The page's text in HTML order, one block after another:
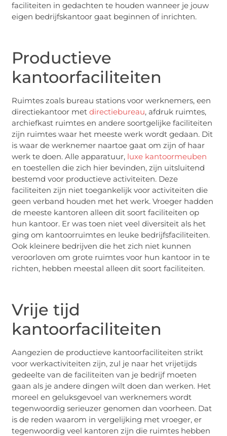
faciliteiten in gedachten te houden wanneer je jouw
eigen bedrijfskantoor gaat beginnen of inrichten.
Productieve
kantoorfaciliteiten
Ruimtes zoals bureau stations voor werknemers, een
directiekantoor metdirectiebureau, afdruk ruimtes,
archiefkast ruimtes en andere soortgelijke faciliteiten
zijn ruimtes waar het meeste werk wordt gedaan. Dit
is waar de werknemer naartoe gaat om zijn of haar
werk te doen. Alle apparatuur, luxe kantoormeuben
en toestellen die zich hier bevinden, zijn uitsluitend
bestemd voor productieve activiteiten. Deze
faciliteiten zijn niet toegankelijk voor activiteiten die
geen verband houden met het werk. Vroeger hadden
de meeste kantoren alleen dit soort faciliteiten op
hun kantoor. Er was toen niet veel diversiteit als het
ging om kantoorruimtes en leuke bedrijfsfaciliteiten.
Ook kleinere bedrijven die het zich niet kunnen
veroorloven om grote ruimtes voor hun kantoor in te
richten, hebben meestal alleen dit soort faciliteiten.
Vrije tijd
kantoorfaciliteiten
Aangezien de productieve kantoorfaciliteiten strikt
voor werkactiviteiten zijn, zul je naar het vrijetijds
gedeelte van de faciliteiten van je bedrijf moeten
gaan als je andere dingen wilt doen dan werken. Het
moreel en geluksgevoel van werknemers wordt
tegenwoordig serieuzer genomen dan voorheen. Dat
is de reden waarom in vergelijking met vroeger, er
tegenwoordig veel kantoren zijn die ruimtes hebben